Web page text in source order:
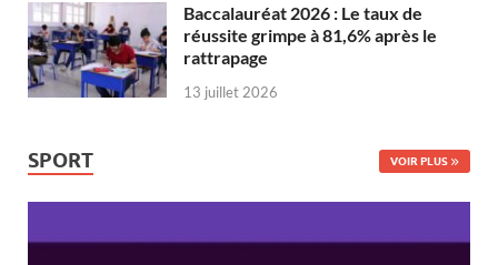
Baccalauréat 2026 : Le taux de
réussite grimpe à 81,6% après le
rattrapage
13 juillet 2026
SPORT VOIR PLUS